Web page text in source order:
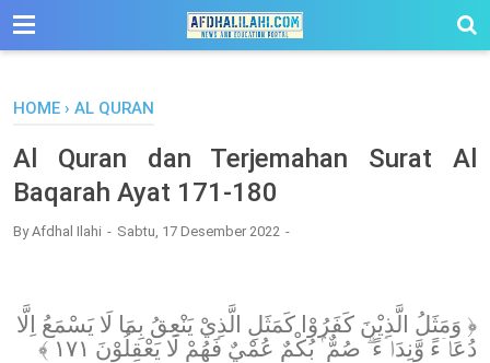
-->
HOME › AL QURAN
Al Quran dan Terjemahan Surat Al
Baqarah Ayat 171-180
ByAfdhal Ilahi Sabtu, 17 Desember 2022
﴿ وَمَثَلُ الَّذِيْنَ كَفَرُوْا كَمَثَلِ الَّذِيْ يَنْعِقُ بِمَا لَا يَسْمَعُ اِلَّا
دُعَاۤءً وَّنِدَاۤءً ۗ صُمٌّ ۢ بُكْمٌ عُمْيٌ فَهُمْ لَا يَعْقِلُوْنَ ١٧١ ﴾